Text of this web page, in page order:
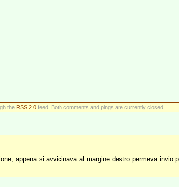
the RSS 2.0feed. Both comments and pings are currently closed.
appena si avvicinava al margine destro permeva invio